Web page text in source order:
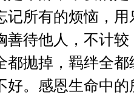
记所有的烦恼，
善待他人，不计
都抛掉，羁绊全
好。感恩生命中